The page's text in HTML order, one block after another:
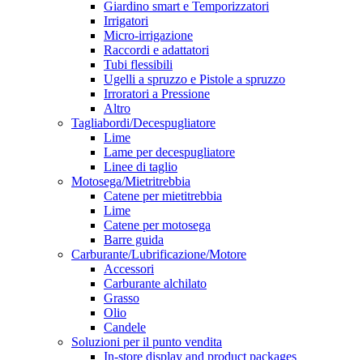
Giardino smart e Temporizzatori
Irrigatori
Micro-irrigazione
Raccordi e adattatori
Tubi flessibili
Ugelli a spruzzo e Pistole a spruzzo
Irroratori a Pressione
Altro
Tagliabordi/Decespugliatore
Lime
Lame per decespugliatore
Linee di taglio
Motosega/Mietritrebbia
Catene per mietitrebbia
Lime
Catene per motosega
Barre guida
Carburante/Lubrificazione/Motore
Accessori
Carburante alchilato
Grasso
Olio
Candele
Soluzioni per il punto vendita
In-store display and product packages